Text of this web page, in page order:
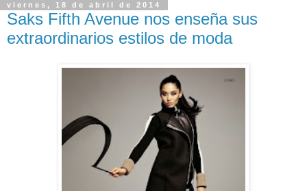
viernes, 18 de abril de 2014
Saks Fifth Avenue nos enseña sus
extraordinarios estilos de moda